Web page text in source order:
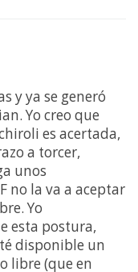
y ya se generó
Yo creo que
es acertada,
a torcer,
unos
no la va a aceptar
Yo
esta postura,
disponible un
libre (que en